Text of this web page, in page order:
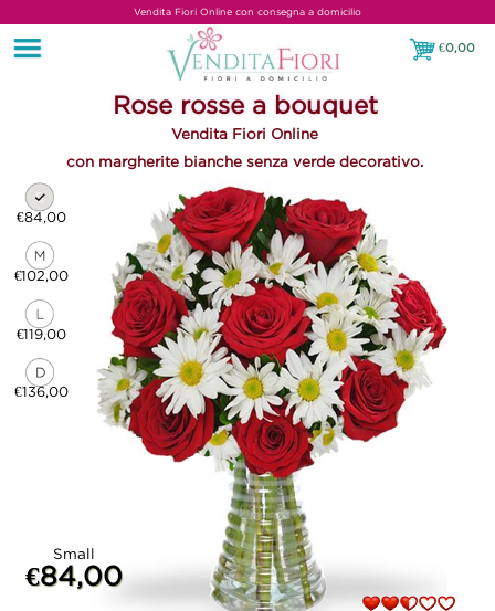
Vendita Fiori Online con consegna a domicilio
€0,00
€0,00
Rose rosse a bouquet
Vendita Fiori Online
con margherite bianche senza verde decorativo.
€84,00
€102,00
€119,00
€136,00
Small
€84,00